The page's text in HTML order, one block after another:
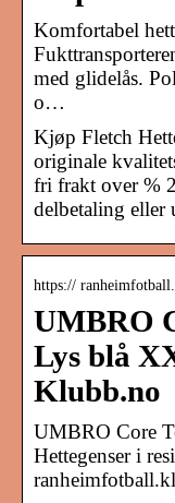
Komfortabel
med glidelås.
o…
Kjøp Fletch
originale
fri frakt over %
delbetaling eller
https://
UMBRO
Lys blå
Klubb.no
UMBRO Core
Hettegenser i